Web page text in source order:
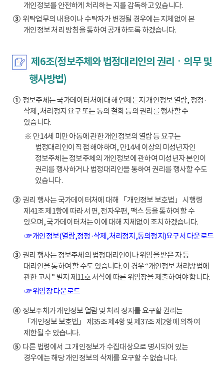
개인정보를 안전하게 처리하는 지를 감독하고 있습니다.
③위탁업무의 내용이나 수탁자가 변경될 경우에는 지체없이 본
개인정보 처리 방침을 통하여 공개하도록 하겠습니다.
제6조(정보주체와 법정대리인의 권리ㆍ의무 및
행사방법)
①정보주체는 국가데이터처에 대해 언제든지 개인정보 열람, 정정·
삭제, 처리정지 요구 또는 동의 철회 등의 권리를 행사할 수
있습니다.
※ 만14세 미만 아동에 관한 개인정보의 열람 등 요구는
법정대리인이 직접 해야하며, 만14세 이상의 미성년자인
정보주체는 정보주체의 개인정보에 관하여 미성년자 본인이
권리를 행사하거나 법정대리인을 통하여 권리를 행사할 수도
있습니다.
②권리 행사는 국가데이터처에 대해 「개인정보 보호법」 시행령
제41조 제1항에 따라 서면, 전자우편, 팩스 등을 통하여 할 수
있으며, 국가데이터처는 이에 대해 지체없이 조치하겠습니다.
☞ 개인정보(열람,정정·삭제,처리정지,동의정지)요구서 다운로드
③권리 행사는 정보주체의 법정대리인이나 위임을 받은 자 등
대리인을 통하여 할 수도 있습니다. 이 경우 “개인정보 처리방법에
관한 고시” 별지 제11호 서식에 따른 위임장을 제출하여야 합니다.
☞ 위임장 다운로드
④정보주체가 개인정보 열람 및 처리 정지를 요구할 권리는
「개인정보 보호법」 제35조 제4항 및 제37조 제2항에 의하여
제한될 수 있습니다.
⑤다른 법령에서 그 개인정보가 수집대상으로 명시되어 있는
경우에는 해당 개인정보의 삭제를 요구할 수 없습니다.